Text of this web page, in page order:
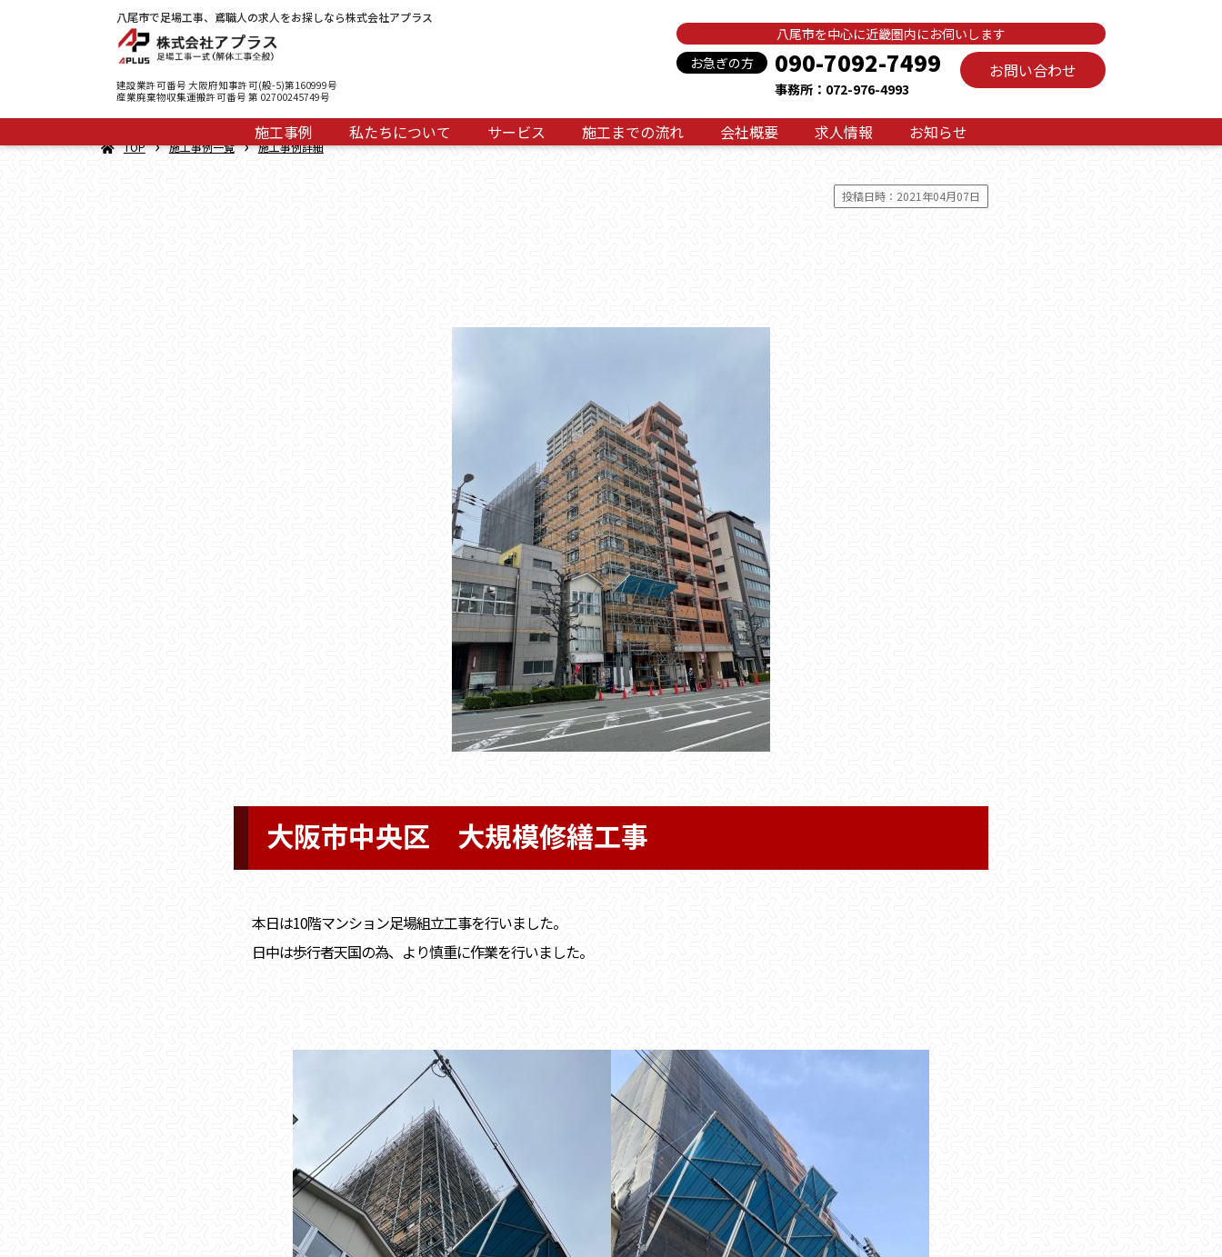
八尾市で足場工事、鳶職人の求人をお探しなら株式会社アプラス
建設業許可番号 大阪府知事許可(般-5)第160999号
産業廃棄物収集運搬許可番号 第 02700245749号
八尾市を中心に近畿圏内にお伺いします
お急ぎの方
090-7092-7499
事務所：072-976-4993
お問い合わせ
施工事例 私たちについて サービス 施工までの流れ 会社概要 求人情報 お知らせ
TOP › 施工事例一覧 › 施工事例詳細
投稿日時：2021年04月07日
大阪市中央区 大規模修繕工事
本日は10階マンション足場組立工事を行いました。
日中は歩行者天国の為、より慎重に作業を行いました。